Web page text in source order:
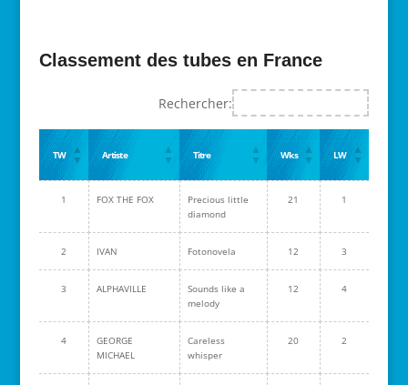
Classement des tubes en France
Rechercher:
TW Artiste Titre Wks LW
1 FOX THE FOX
Precious little
diamond
21 1
2 IVAN Fotonovela 12 3
3 ALPHAVILLE
Sounds like a
melody
12 4
4
GEORGE
MICHAEL
Careless
whisper
20 2